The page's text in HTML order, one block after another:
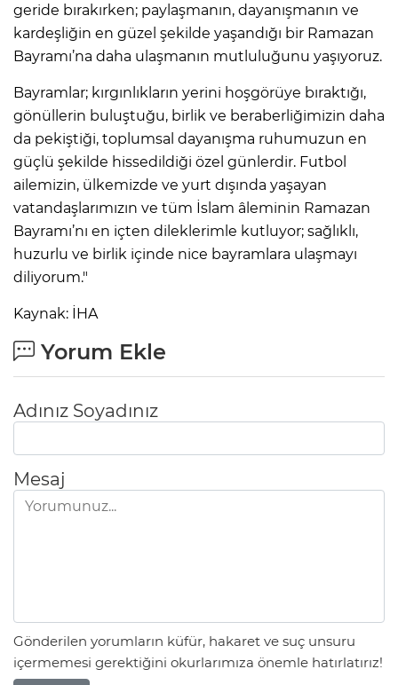
geride bırakırken; paylaşmanın, dayanışmanın ve
kardeşliğin en güzel şekilde yaşandığı bir Ramazan
Bayramı’na daha ulaşmanın mutluluğunu yaşıyoruz.
Bayramlar; kırgınlıkların yerini hoşgörüye bıraktığı,
gönüllerin buluştuğu, birlik ve beraberliğimizin daha
da pekiştiği, toplumsal dayanışma ruhumuzun en
güçlü şekilde hissedildiği özel günlerdir. Futbol
ailemizin, ülkemizde ve yurt dışında yaşayan
vatandaşlarımızın ve tüm İslam âleminin Ramazan
Bayramı’nı en içten dileklerimle kutluyor; sağlıklı,
huzurlu ve birlik içinde nice bayramlara ulaşmayı
diliyorum."
Kaynak: İHA
Yorum Ekle
Adınız Soyadınız
Mesaj
Gönderilen yorumların küfür, hakaret ve suç unsuru
içermemesi gerektiğini okurlarımıza önemle hatırlatırız!